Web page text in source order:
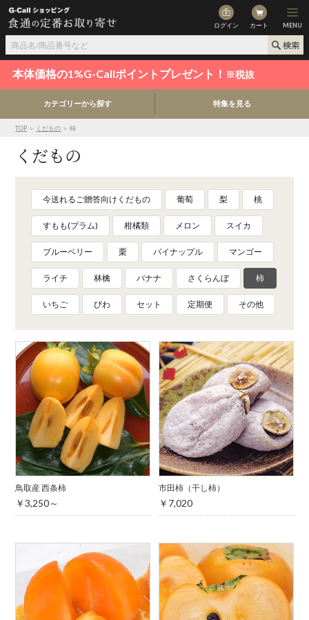
ログイン カート MENU
本体価格の1%G-Callポイントプレゼント！ ※税抜
カテゴリーから探す 特集を見る
TOP ＞ くだもの ＞ 柿
くだもの
今送れるご贈答向けくだもの 葡萄 梨 桃
すもも(プラム) 柑橘類 メロン スイカ
ブルーベリー 栗 パイナップル マンゴー
ライチ 林檎 バナナ さくらんぼ 柿
いちご びわ セット 定期便 その他
鳥取産 西条柿
￥3,250～
市田柿（干し柿）
￥7,020